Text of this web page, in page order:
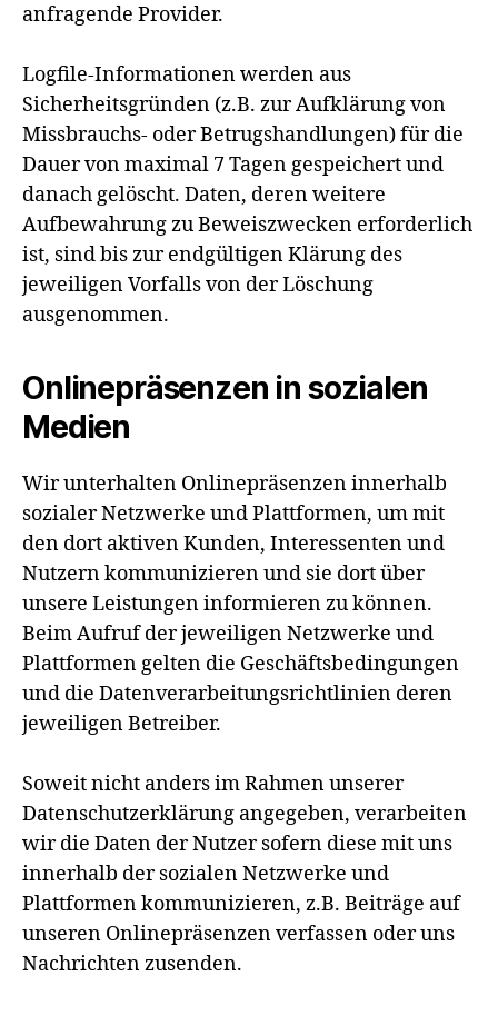
anfragende Provider.
Logfile-Informationen werden aus
Sicherheitsgründen (z.B. zur Aufklärung von
Missbrauchs- oder Betrugshandlungen) für die
Dauer von maximal 7 Tagen gespeichert und
danach gelöscht. Daten, deren weitere
Aufbewahrung zu Beweiszwecken erforderlich
ist, sind bis zur endgültigen Klärung des
jeweiligen Vorfalls von der Löschung
ausgenommen.
Onlinepräsenzen in sozialen
Medien
Wir unterhalten Onlinepräsenzen innerhalb
sozialer Netzwerke und Plattformen, um mit
den dort aktiven Kunden, Interessenten und
Nutzern kommunizieren und sie dort über
unsere Leistungen informieren zu können.
Beim Aufruf der jeweiligen Netzwerke und
Plattformen gelten die Geschäftsbedingungen
und die Datenverarbeitungsrichtlinien deren
jeweiligen Betreiber.
Soweit nicht anders im Rahmen unserer
Datenschutzerklärung angegeben, verarbeiten
wir die Daten der Nutzer sofern diese mit uns
innerhalb der sozialen Netzwerke und
Plattformen kommunizieren, z.B. Beiträge auf
unseren Onlinepräsenzen verfassen oder uns
Nachrichten zusenden.